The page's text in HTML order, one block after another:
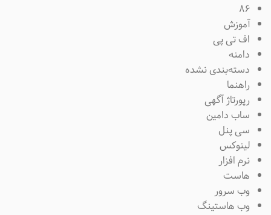
۸۶
آموزش
اف تی پی
دامنه
دسته‌بندی نشده
راهنما
رپورتاژ آگهی
ساب دامین
سی پنل
لینوکس
نرم افزار
هاست
وب سرور
وب هاستینگ